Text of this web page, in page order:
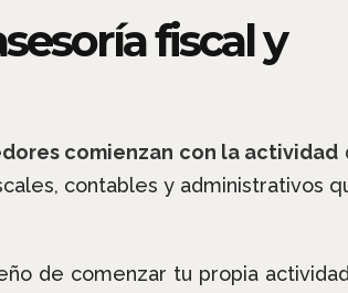
fiscal y
comienzan con la actividad
contables y administrativos
de comenzar tu propia